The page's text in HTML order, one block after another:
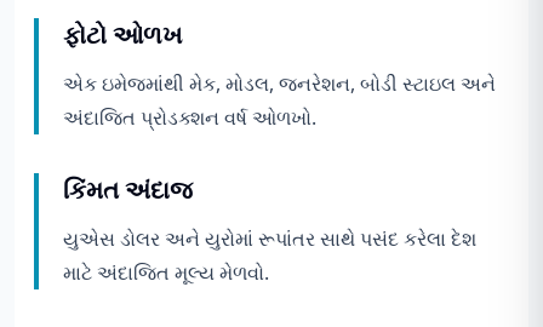
ફોટો ઓળખ
એક ઇમેજમાંથી મેક, મોડલ, જનરેશન, બોડી સ્ટાઇલ અને
અંદાજિત પ્રોડક્શન વર્ષ ઓળખો.
કિંમત અંદાજ
યુએસ ડોલર અને યુરોમાં રૂપાંતર સાથે પસંદ કરેલા દેશ
માટે અંદાજિત મૂલ્ય મેળવો.